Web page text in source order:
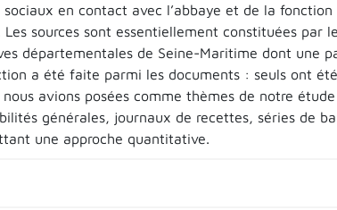
en contact avec l’abbaye et de la
sources sont essentiellement constituées par
départementales de Seine-Maritime dont une
a été faite parmi les documents : seuls ont
avions posées comme thèmes de notre
générales, journaux de recettes, séries de
une approche quantitative.